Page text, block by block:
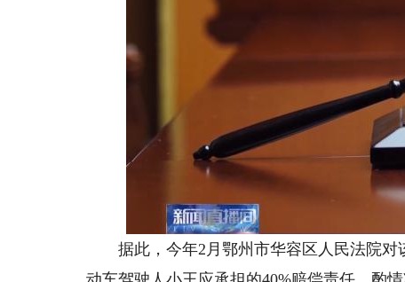
据此，今年2月鄂州市华容区人民法院对